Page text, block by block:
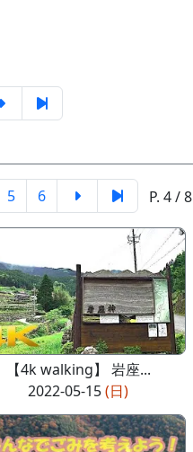
5 6 P. 4 / 8
【4k walking】 岩座...
2022-05-15(日)